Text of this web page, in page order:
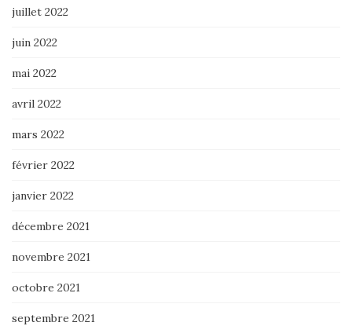
juillet 2022
juin 2022
mai 2022
avril 2022
mars 2022
février 2022
janvier 2022
décembre 2021
novembre 2021
octobre 2021
septembre 2021